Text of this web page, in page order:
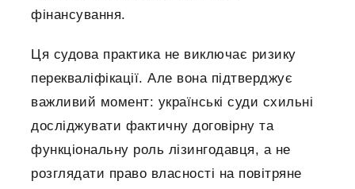
фінансування.
Ця судова практика не виключає ризику
перекваліфікації. Але вона підтверджує
важливий момент: українські суди схильні
досліджувати фактичну договірну та
функціональну роль лізингодавця, а не
розглядати право власності на повітряне